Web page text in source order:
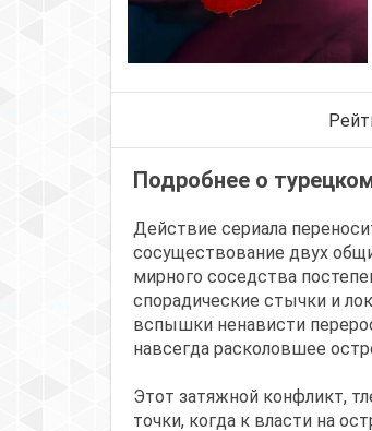
Подробнее о
Действие сериала
сосуществование двух
мирного соседства
спорадические стычки и
вспышки ненависти
навсегда расколовшее
Этот затяжной конфликт,
точки, когда к власти на